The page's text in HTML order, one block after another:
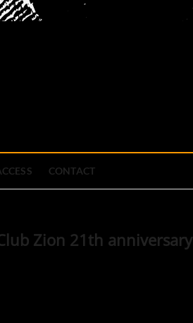
CONTACT
Zion 21th anniversary